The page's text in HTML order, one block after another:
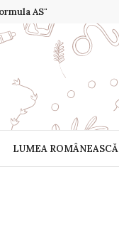
AS"
LUMEA ROMÂNEASCĂ